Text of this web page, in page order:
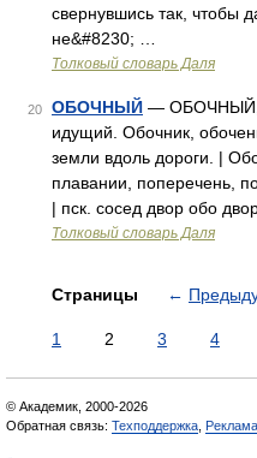
свернувшись так, чтобы
не&#8230; …
Толковый словарь Даля
20 ОБОЧНЫЙ — ОБОЧНЫЙ,
идущий. Обочник,
земли вдоль дороги. |
плавании, поперечень,
| пск. сосед двор обо
Толковый словарь Даля
Страницы ←
1 2 3 4
© Академик, 2000-2026
Обратная связь: Техподдержка